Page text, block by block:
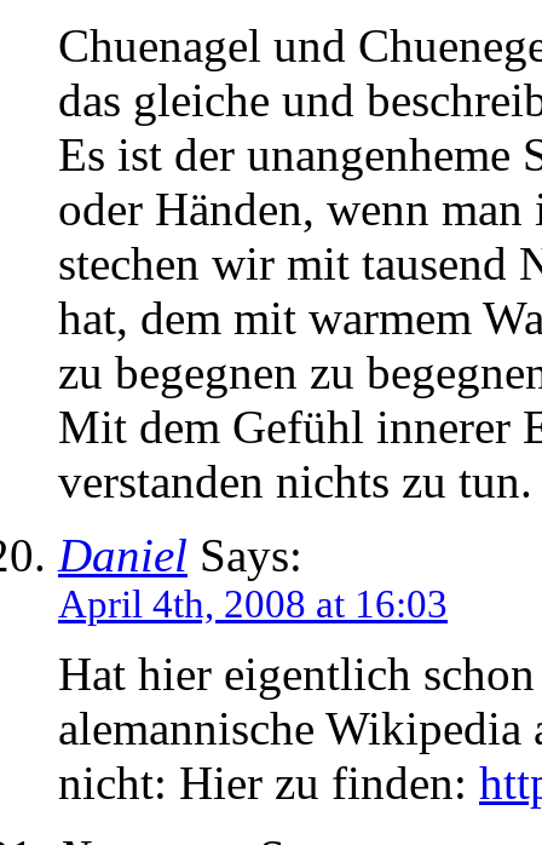
Chuenagel und
das gleiche und
Es ist der unangenheme
oder Händen, wenn
stechen wir mit tausend
hat, dem mit warmem
zu begegnen zu
Mit dem Gefühl innerer
verstanden nichts zu tun.
Daniel Says:
April 4th, 2008 at 16:03
Hat hier eigentlich
alemannische Wikipedia
nicht: Hier zu finden: